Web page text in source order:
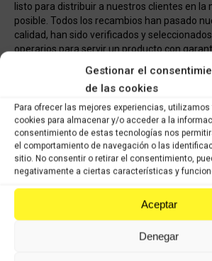
Gestionar el
de las cookies
Para ofrecer las mejores experiencias,
cookies para almacenar y/o acceder a la
consentimiento de estas tecnologías nos
el comportamiento de navegación o las
sitio. No consentir o retirar el consentimiento,
negativamente a ciertas características y
Aceptar
Denegar
listo para distribuir a nuestros clientes en la
posible. Todos los recambios han pasado
calidad, han sido verificados y
operarios para servir un producto con
COMPRAR
Categorías:Recambios ocasión Sym , SYM HD
2006)
Share this product
Share
on